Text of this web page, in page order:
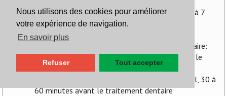
Nous utilisons des cookies pour améliorer
votre expérience de navigation.
En savoir plus
Refuser Tout accepter
abcès dentaire: adulte: 500 mg 3 x/jour pendant 3 à 7
jours
antibioprophylaxie chez les patients à (haut) risque
d’endocardite infectieuse lors d’un traitement dentaire:
adulte: une dose de 2 g 30 à 60 minutes avant le
traitement dentaire
enfant: une dose de 50 mg/kg de poids corporel, 30 à
60 minutes avant le traitement dentaire